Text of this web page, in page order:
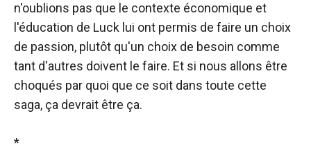
n'oublions pas que le contexte économique et
l'éducation de Luck lui ont permis de faire un choix
de passion, plutôt qu'un choix de besoin comme
tant d'autres doivent le faire. Et si nous allons être
choqués par quoi que ce soit dans toute cette
saga, ça devrait être ça.
*